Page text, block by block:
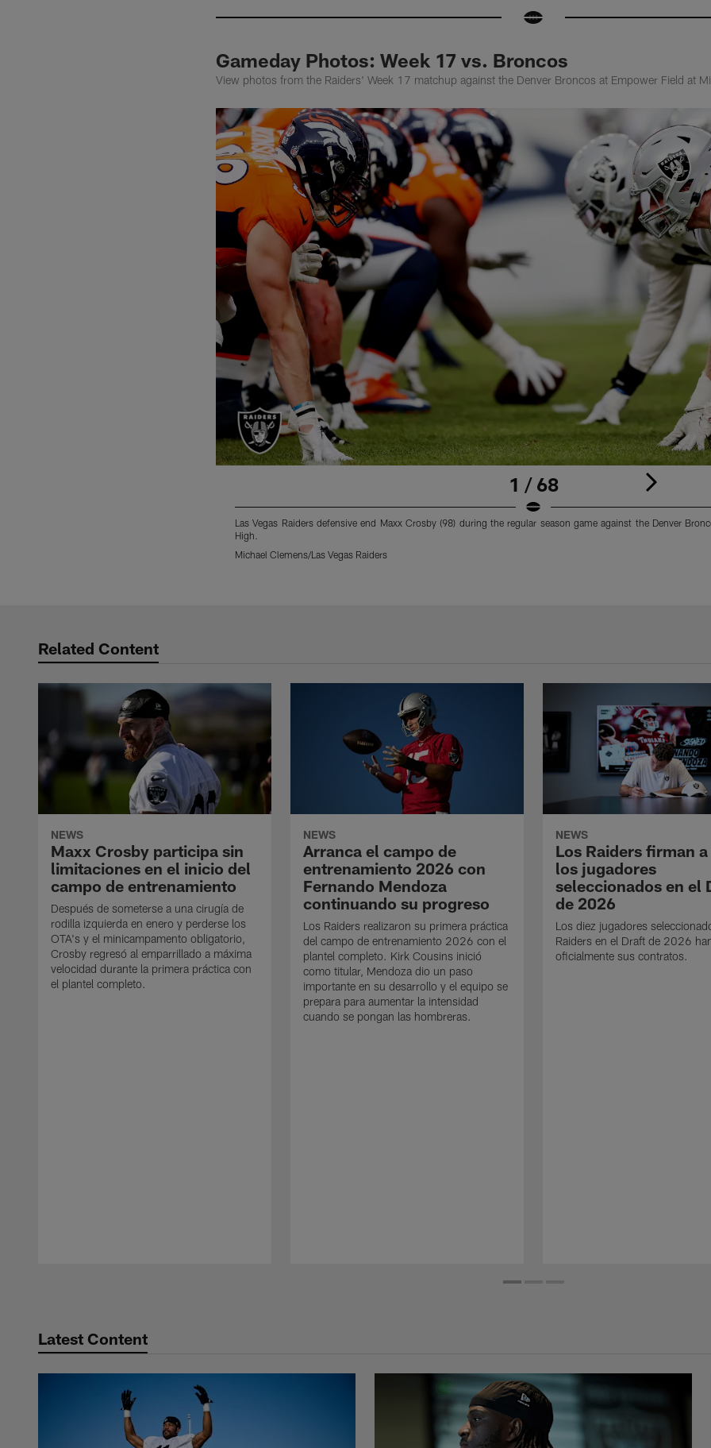
Gameday Photos: Week 17 vs. Broncos
View photos from the Raiders' Week 17 matchup against the Denver Broncos at Empower Field at
1 / 68
Las Vegas Raiders defensive end Maxx Crosby (98) during the regular season game against the Denver
High.
Michael Clemens/Las Vegas Raiders
Related Content
NEWS
Maxx Crosby participa sin
limitaciones en el inicio del
campo de entrenamiento
Después de someterse a una cirugía de
rodilla izquierda en enero y perderse los
OTA's y el minicampamento obligatorio,
Crosby regresó al emparrillado a máxima
velocidad durante la primera práctica con
el plantel completo.
NEWS
Arranca el campo de
entrenamiento 2026 con
Fernando Mendoza
continuando su progreso
Los Raiders realizaron su primera práctica
del campo de entrenamiento 2026 con el
plantel completo. Kirk Cousins inició
como titular, Mendoza dio un paso
importante en su desarrollo y el equipo se
prepara para aumentar la intensidad
cuando se pongan las hombreras.
NEWS
Los Raiders firman
los jugadores
seleccionados en el
de 2026
Los diez jugadores
Raiders en el Draft de 2026
oficialmente sus contratos.
Latest Content